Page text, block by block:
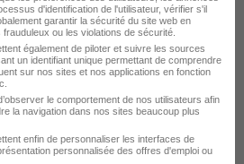
Béton H/F
- 67
Intérim
d'identification de l'utilisateur, vérifier s'il
garantir la sécurité du site web en
ou les violations de sécurité.
également de piloter et suivre les sources
un identifiant unique permettant de comprendre
sur nos sites et nos applications en fonction
le comportement de nos utilisateurs afin
la navigation dans nos sites beaucoup plus
enfin de personnaliser les interfaces de
personnalisée des offres d'emploi ou